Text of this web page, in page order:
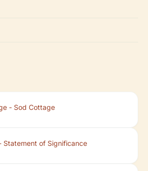
- Sod Cottage
Statement of Significance